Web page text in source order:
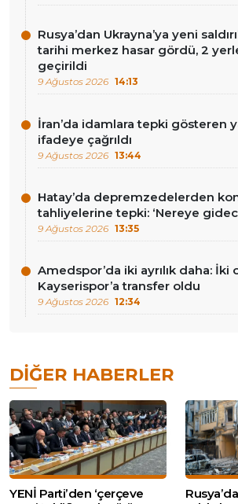
Rusya’dan Ukrayna’ya yeni
tarihi merkez hasar gördü, 2
geçirildi
9 Ağustos 2026 14:13
İran’da idamlara tepki gösteren
ifadeye çağrıldı
9 Ağustos 2026 13:44
Hatay’da depremzedelerden
tahliyelerine tepki: ‘Nereye
9 Ağustos 2026 13:35
Amedspor’da iki ayrılık daha: İki
Kayserispor’a transfer oldu
9 Ağustos 2026 12:34
DIĞER HABERLER
YENİ Parti’den ‘çerçeve